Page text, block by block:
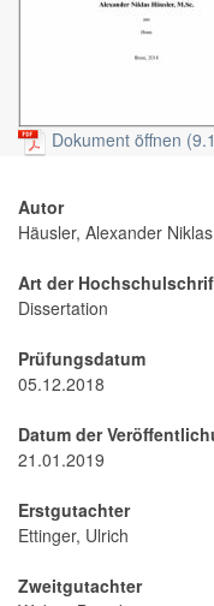
Dokument öffnen
Autor
Häusler, Alexander Niklas
Art der
Dissertation
Prüfungsdatum
05.12.2018
Datum der
21.01.2019
Erstgutachter
Ettinger, Ulrich
Zweitgutachter